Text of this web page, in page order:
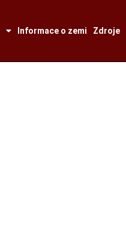
Informace o zemi Zdroje